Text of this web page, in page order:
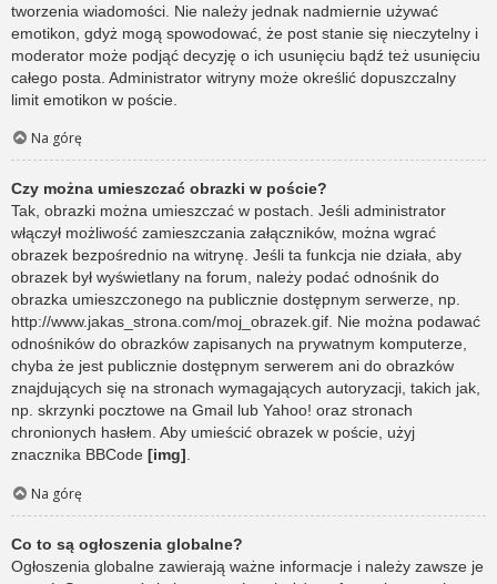
tworzenia wiadomości. Nie należy jednak nadmiernie używać
emotikon, gdyż mogą spowodować, że post stanie się nieczytelny i
moderator może podjąć decyzję o ich usunięciu bądź też usunięciu
całego posta. Administrator witryny może określić dopuszczalny
limit emotikon w poście.
Na górę
Czy można umieszczać obrazki w poście?
Tak, obrazki można umieszczać w postach. Jeśli administrator
włączył możliwość zamieszczania załączników, można wgrać
obrazek bezpośrednio na witrynę. Jeśli ta funkcja nie działa, aby
obrazek był wyświetlany na forum, należy podać odnośnik do
obrazka umieszczonego na publicznie dostępnym serwerze, np.
http://www.jakas_strona.com/moj_obrazek.gif. Nie można podawać
odnośników do obrazków zapisanych na prywatnym komputerze,
chyba że jest publicznie dostępnym serwerem ani do obrazków
znajdujących się na stronach wymagających autoryzacji, takich jak,
np. skrzynki pocztowe na Gmail lub Yahoo! oraz stronach
chronionych hasłem. Aby umieścić obrazek w poście, użyj
znacznika BBCode [img].
Na górę
Co to są ogłoszenia globalne?
Ogłoszenia globalne zawierają ważne informacje i należy zawsze je